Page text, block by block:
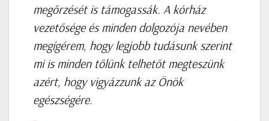
megőrzését is támogassák. A kórház
vezetősége és minden dolgozója nevében
megígérem, hogy legjobb tudásunk szerint
mi is minden tőlünk telhetőt megteszünk
azért, hogy vigyázzunk az Önök
egészségére.